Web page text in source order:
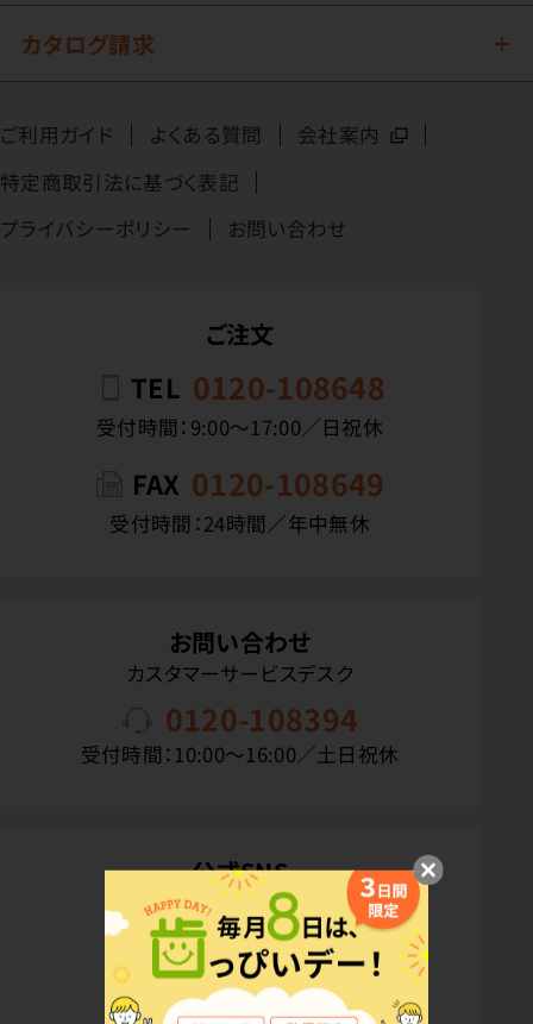
カタログ請求
ご利用ガイド よくある質問
会社案内
特定商取引法に基づく表記
プライバシーポリシー
お問い合わせ
ご注文
TEL 0120-108648
受付時間：9:00〜17:00／日祝休
FAX 0120-108649
受付時間：24時間／年中無休
お問い合わせ
カスタマーサービスデスク
0120-108394
受付時間：10:00〜16:00／土日祝休
公式SNS